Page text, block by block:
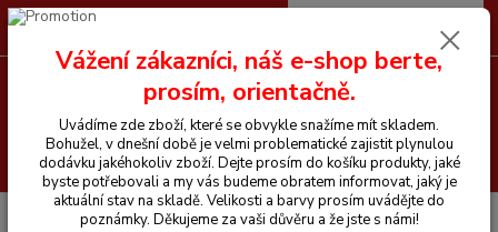
Hledat
+420 605 255 500 0 Kč
Vitamíny a krmiva pro koně TMR Breeding 15kg - ADW
Vážení zákazníci, náš e-shop berte,
prosím, orientačně.
Uvádíme zde zboží, které se obvykle snažíme mít skladem.
Bohužel, v dnešní době je velmi problematické zajistit plynulou
dodávku jakéhokoliv zboží. Dejte prosím do košíku produkty, jaké
byste potřebovali a my vás budeme obratem informovat, jaký je
aktuální stav na skladě. Velikosti a barvy prosím uvádějte do
poznámky. Děkujeme za vaši důvěru a že jste s námi!